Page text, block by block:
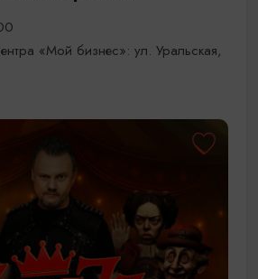
«Мой бизнес»: ул. Уральская,